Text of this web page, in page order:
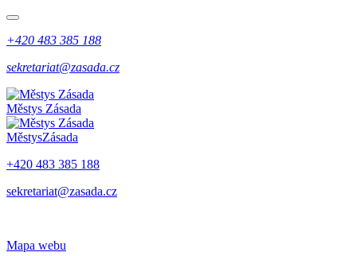
+420 483 385 188
sekretariat@zasada.cz
Městys Zásada
MěstysZásada
+420 483 385 188
sekretariat@zasada.cz
Mapa webu